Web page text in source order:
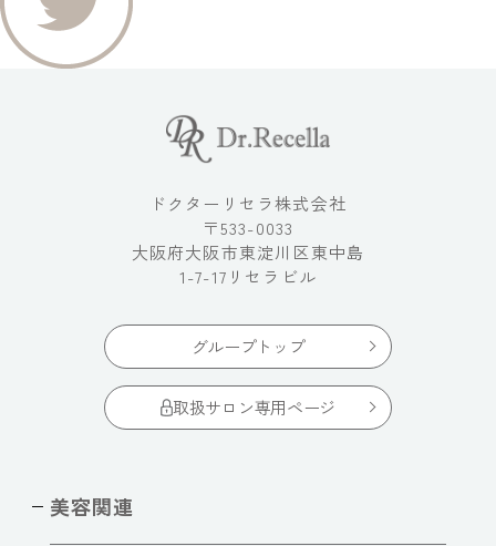
ドクターリセラ株式会社
〒533-0033
大阪府大阪市東淀川区東中島
1-7-17リセラビル
グループトップ
取扱サロン専用ページ
美容関連